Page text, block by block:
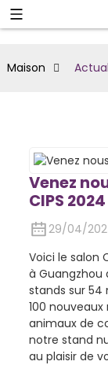
Maison
Venez
CIPS 2024
29/04/
Voici le salon
à Guangzhou
stands sur 54
100
animaux de
notre stand
au plaisir de